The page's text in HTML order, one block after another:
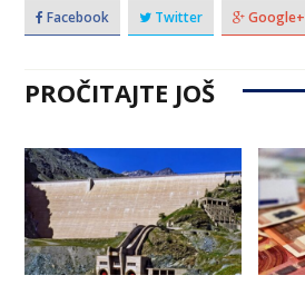
Facebook Twitter Google+
PROČITAJTE JOŠ